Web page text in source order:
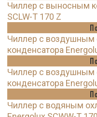
Чиллер с выносным
SCLW-T 170 Z
Чиллер с
конденсатора
Чиллер с
конденсатора
Чиллер с водяным